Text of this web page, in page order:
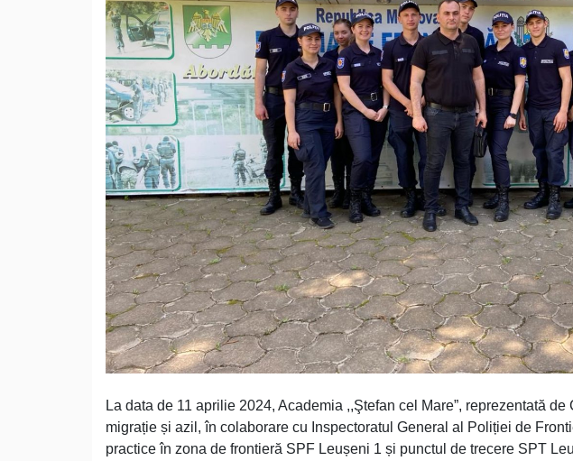
La data de 11 aprilie 2024, Academia ,,Ştefan cel Mare”, reprezentată
migrație și azil, în colaborare cu Inspectoratul General al Poliției de
practice în zona de frontieră SPF Leușeni 1 și punctul de trecere SPT